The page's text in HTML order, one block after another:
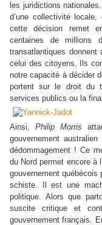
les juridictions
d’une collectivité
cette décision remet
centaines de millions
transatlantiques
celui des citoyens. Ils
notre capacité à décider
portent sur le droit du
services publics ou la
Ainsi, Philip Morris
gouvernement
dédommagement ! Ce
du Nord permet encore à
gouvernement québécois
schiste. Il est une
politique. Alors que
suscite critique et
gouvernement français.